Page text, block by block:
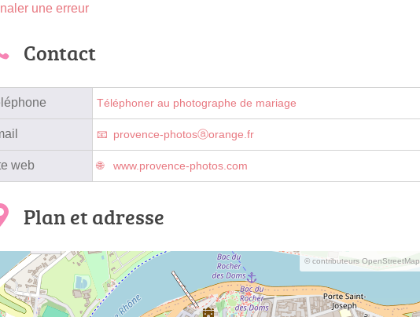
une erreur
Contact
Téléphoner au photographe de mariage
provence-photosⓐorange.fr
web www.provence-photos.com
Plan et adresse
© contributeurs OpenStreetMap